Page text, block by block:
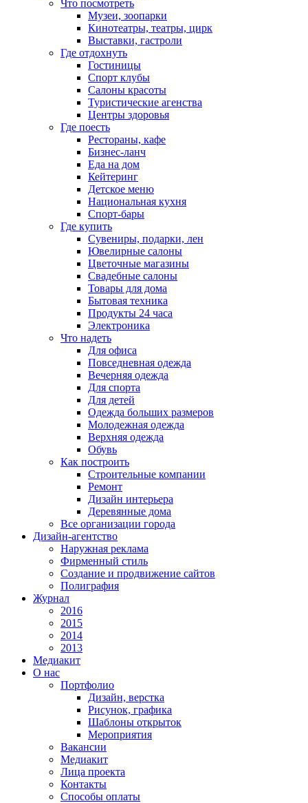
Что посмотреть
Музеи, зоопарки
Кинотеатры, театры, цирк
Выставки, гастроли
Где отдохнуть
Гостиницы
Спорт клубы
Салоны красоты
Туристические агенства
Центры здоровья
Где поесть
Рестораны, кафе
Бизнес-ланч
Еда на дом
Кейтеринг
Детское меню
Национальная кухня
Спорт-бары
Где купить
Сувениры, подарки, лен
Ювелирные салоны
Цветочные магазины
Свадебные салоны
Товары для дома
Бытовая техника
Продукты 24 часа
Электроника
Что надеть
Для офиса
Повседневная одежда
Вечерняя одежда
Для спорта
Для детей
Одежда больших размеров
Молодежная одежда
Верхняя одежда
Обувь
Как построить
Строительные компании
Ремонт
Дизайн интерьера
Деревянные дома
Все организации города
Дизайн-агентство
Наружная реклама
Фирменный стиль
Создание и продвижение сайтов
Полиграфия
Журнал
2016
2015
2014
2013
Медиакит
О нас
Портфолио
Дизайн, верстка
Рисунок, графика
Шаблоны открыток
Мероприятия
Вакансии
Медиакит
Лица проекта
Контакты
Способы оплаты